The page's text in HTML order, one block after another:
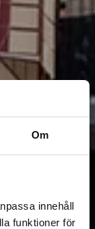
Om
innehåll
funktioner för